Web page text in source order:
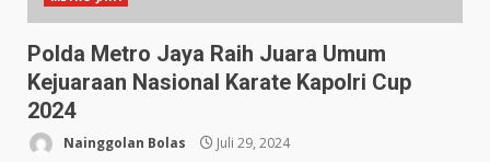
Polda Metro Jaya Raih Juara Umum
Kejuaraan Nasional Karate Kapolri Cup
2024
Nainggolan Bolas Juli 29, 2024